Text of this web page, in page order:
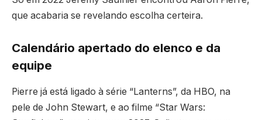
que acabaria se revelando escolha certeira.
Calendário apertado do elenco e da
equipe
Pierre já está ligado à série “Lanterns”, da HBO, na
pele de John Stewart, e ao filme “Star Wars: